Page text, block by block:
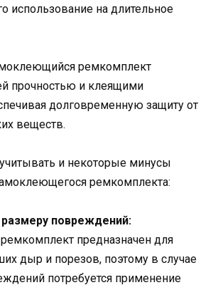
использование на длительное
ремкомплект
прочностью и клеящими
долговременную защиту от
веществ.
и некоторые минусы
ремкомплекта:
повреждений:
предназначен для
дыр и порезов, поэтому в случае
потребуется применение